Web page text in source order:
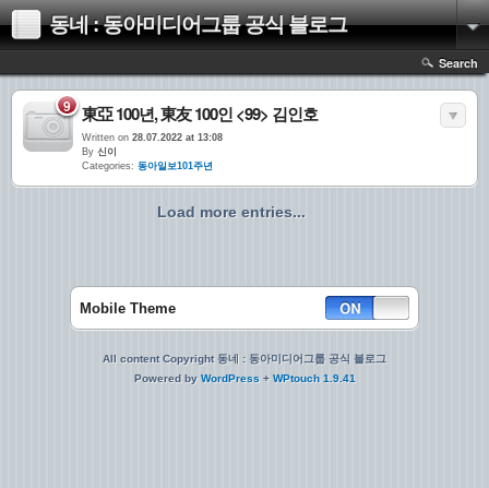
동네 : 동아미디어그룹 공식 블로그
Search
9 東亞 100년, 東友 100인 <99> 김인호
Written on 28.07.2022 at 13:08
By 신이
Categories: 동아일보101주년
Load more entries...
Mobile Theme
All content Copyright 동네 : 동아미디어그룹 공식 블로그
Powered by WordPress + WPtouch 1.9.41